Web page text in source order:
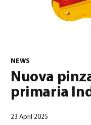
NEWS
Nuova
primaria
23 April 2025